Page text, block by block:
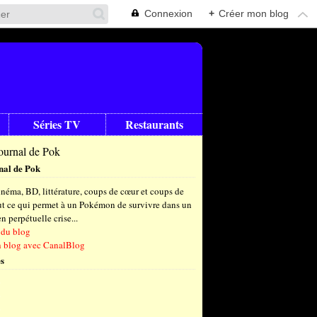
Connexion + Créer mon blog
Séries TV Restaurants
de Pok
BD, littérature, coups de cœur et coups de
ce qui permet à un Pokémon de survivre dans un
perpétuelle crise...
blog
blog avec CanalBlog